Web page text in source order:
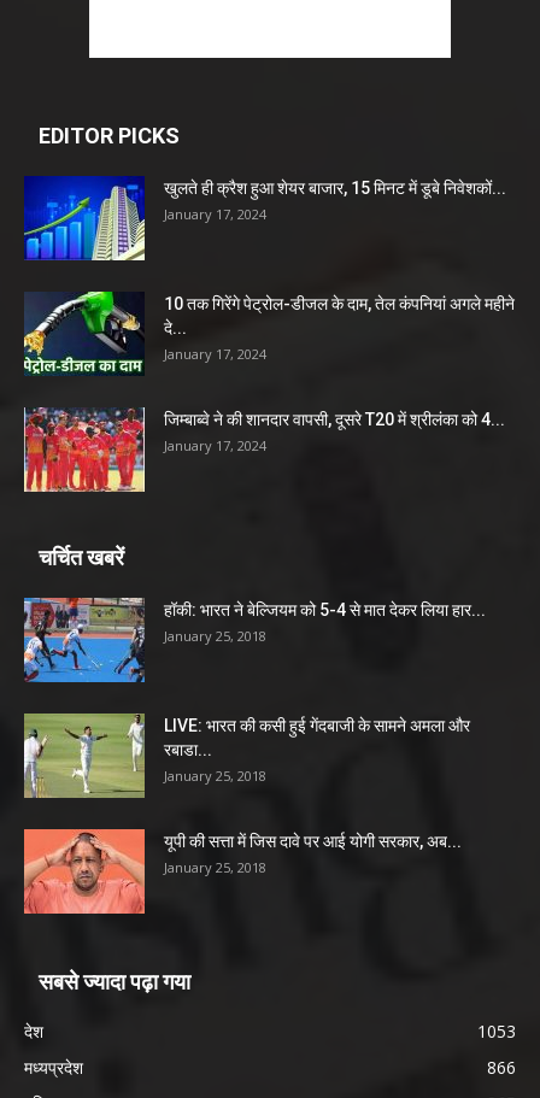
EDITOR PICKS
खुलते ही क्रैश हुआ शेयर बाजार, 15 मिनट में डूबे निवेशकों...
January 17, 2024
10 तक गिरेंगे पेट्रोल-डीजल के दाम, तेल कंपनियां अगले महीने
दे...
January 17, 2024
जिम्बाब्वे ने की शानदार वापसी, दूसरे T20 में श्रीलंका को 4...
January 17, 2024
चर्चित खबरें
हॉकी: भारत ने बेल्जियम को 5-4 से मात देकर लिया हार...
January 25, 2018
LIVE: भारत की कसी हुई गेंदबाजी के सामने अमला और
रबाडा...
January 25, 2018
यूपी की सत्ता में जिस दावे पर आई योगी सरकार, अब...
January 25, 2018
सबसे ज्यादा पढ़ा गया
देश
1053
मध्यप्रदेश
866